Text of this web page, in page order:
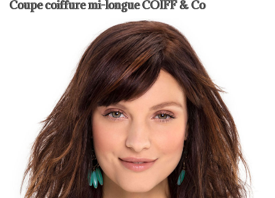
Coupe coiffure mi-longue COIFF & Co